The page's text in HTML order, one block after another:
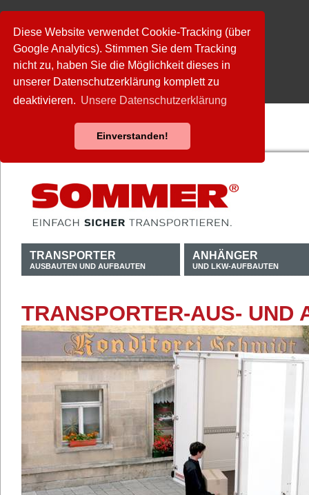
Diese Website verwendet Cookie-Tracking (über
Google Analytics). Stimmen Sie dem Tracking
nicht zu, haben Sie die Möglichkeit dieses in
unserer Datenschutzerklärung komplett zu
deaktivieren. Unsere Datenschutzerklärung
Einverstanden!
TRANSPORTER
AUSBAUTEN UND AUFBAUTEN
ANHÄNGER
UND LKW-AUFBAUTEN
TRANSPORTER-AUS- UND